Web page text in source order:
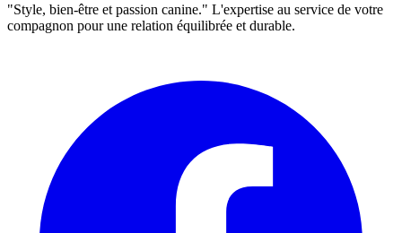
"Style, bien-être et passion canine." L'expertise au service de votre
compagnon pour une relation équilibrée et durable.